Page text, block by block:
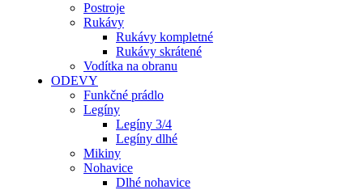
Postroje
Rukávy
Rukávy kompletné
Rukávy skrátené
Vodítka na obranu
ODEVY
Funkčné prádlo
Legíny
Legíny 3/4
Legíny dlhé
Mikiny
Nohavice
Dlhé nohavice